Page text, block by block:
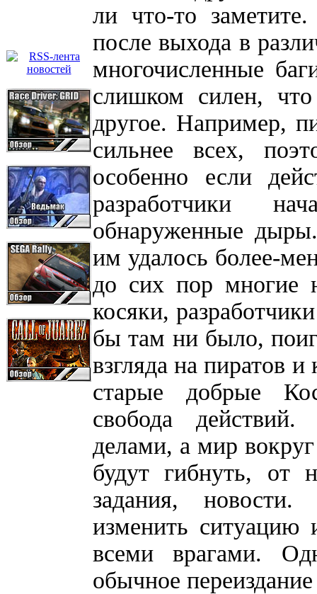
ли что-то
после выхода в
многочисленные
слишком силен,
другое. Например,
сильнее всех,
особенно если
разработчики
обнаруженные
им удалось более-
до сих пор многие
косяки,
бы там ни было,
взгляда на пиратов
старые добрые
свобода
делами, а мир
будут гибнуть, от
задания,
изменить ситуацию
всеми врагами.
обычное